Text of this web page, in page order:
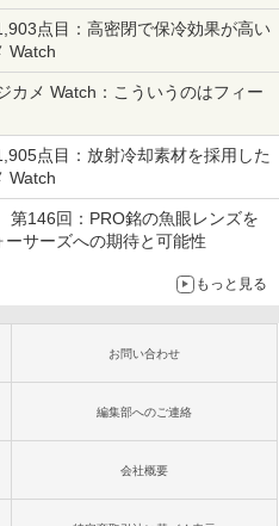
点目：高密閉で保冷効果が高い
Watch
カメ Watch：こういうのはフィー
点目：放射冷却素材を採用した
Watch
第146回：PRO銘の魚眼レンズを
ーサーズへの期待と可能性
もっと見る
お問い合わせ
編集部へのご連絡
会社概要